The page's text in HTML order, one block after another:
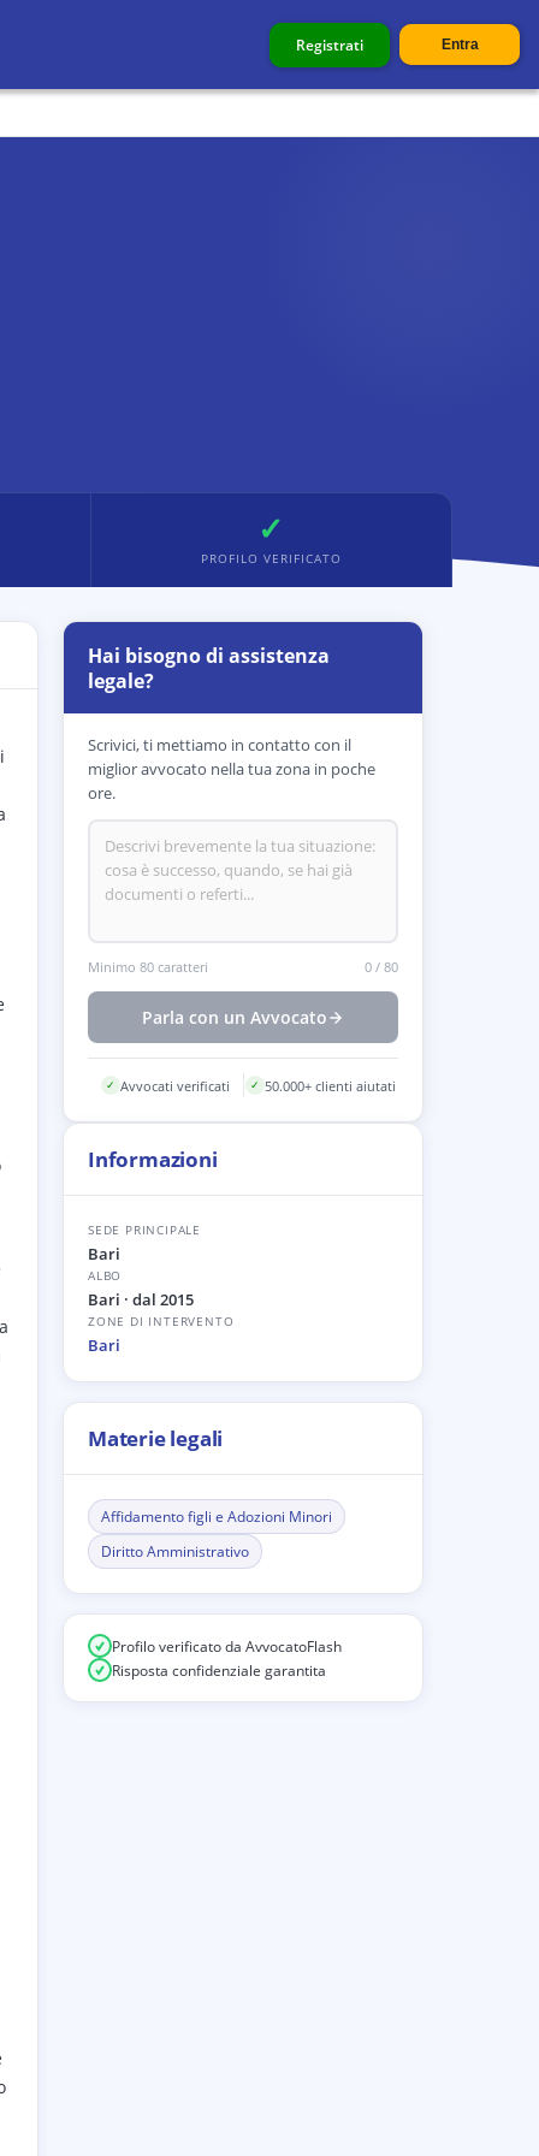
Registrati Entra
✓
PROFILO VERIFICATO
Hai bisogno di assistenza
legale?
Scrivici, ti mettiamo in contatto con il
miglior avvocato nella tua zona in poche
ore.
Minimo 80 caratteri 0 / 80
Parla con un Avvocato
✓ Avvocati verificati ✓ 50.000+ clienti aiutati
Informazioni
SEDE PRINCIPALE
Bari
ALBO
Bari · dal 2015
ZONE DI INTERVENTO
Bari
Materie legali
Affidamento figli e Adozioni Minori
Diritto Amministrativo
Profilo verificato da AvvocatoFlash
Risposta confidenziale garantita